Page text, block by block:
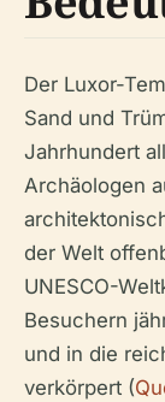
Der Luxor-
Sand und
Jahrhundert
Archäologen
der Welt
UNESCO-
Besuchern
und in die
verkörpert (